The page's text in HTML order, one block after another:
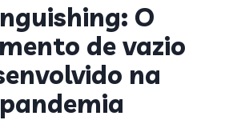
O
de vazio
na
pandemia